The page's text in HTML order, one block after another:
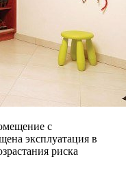
с
эксплуатация в
риска